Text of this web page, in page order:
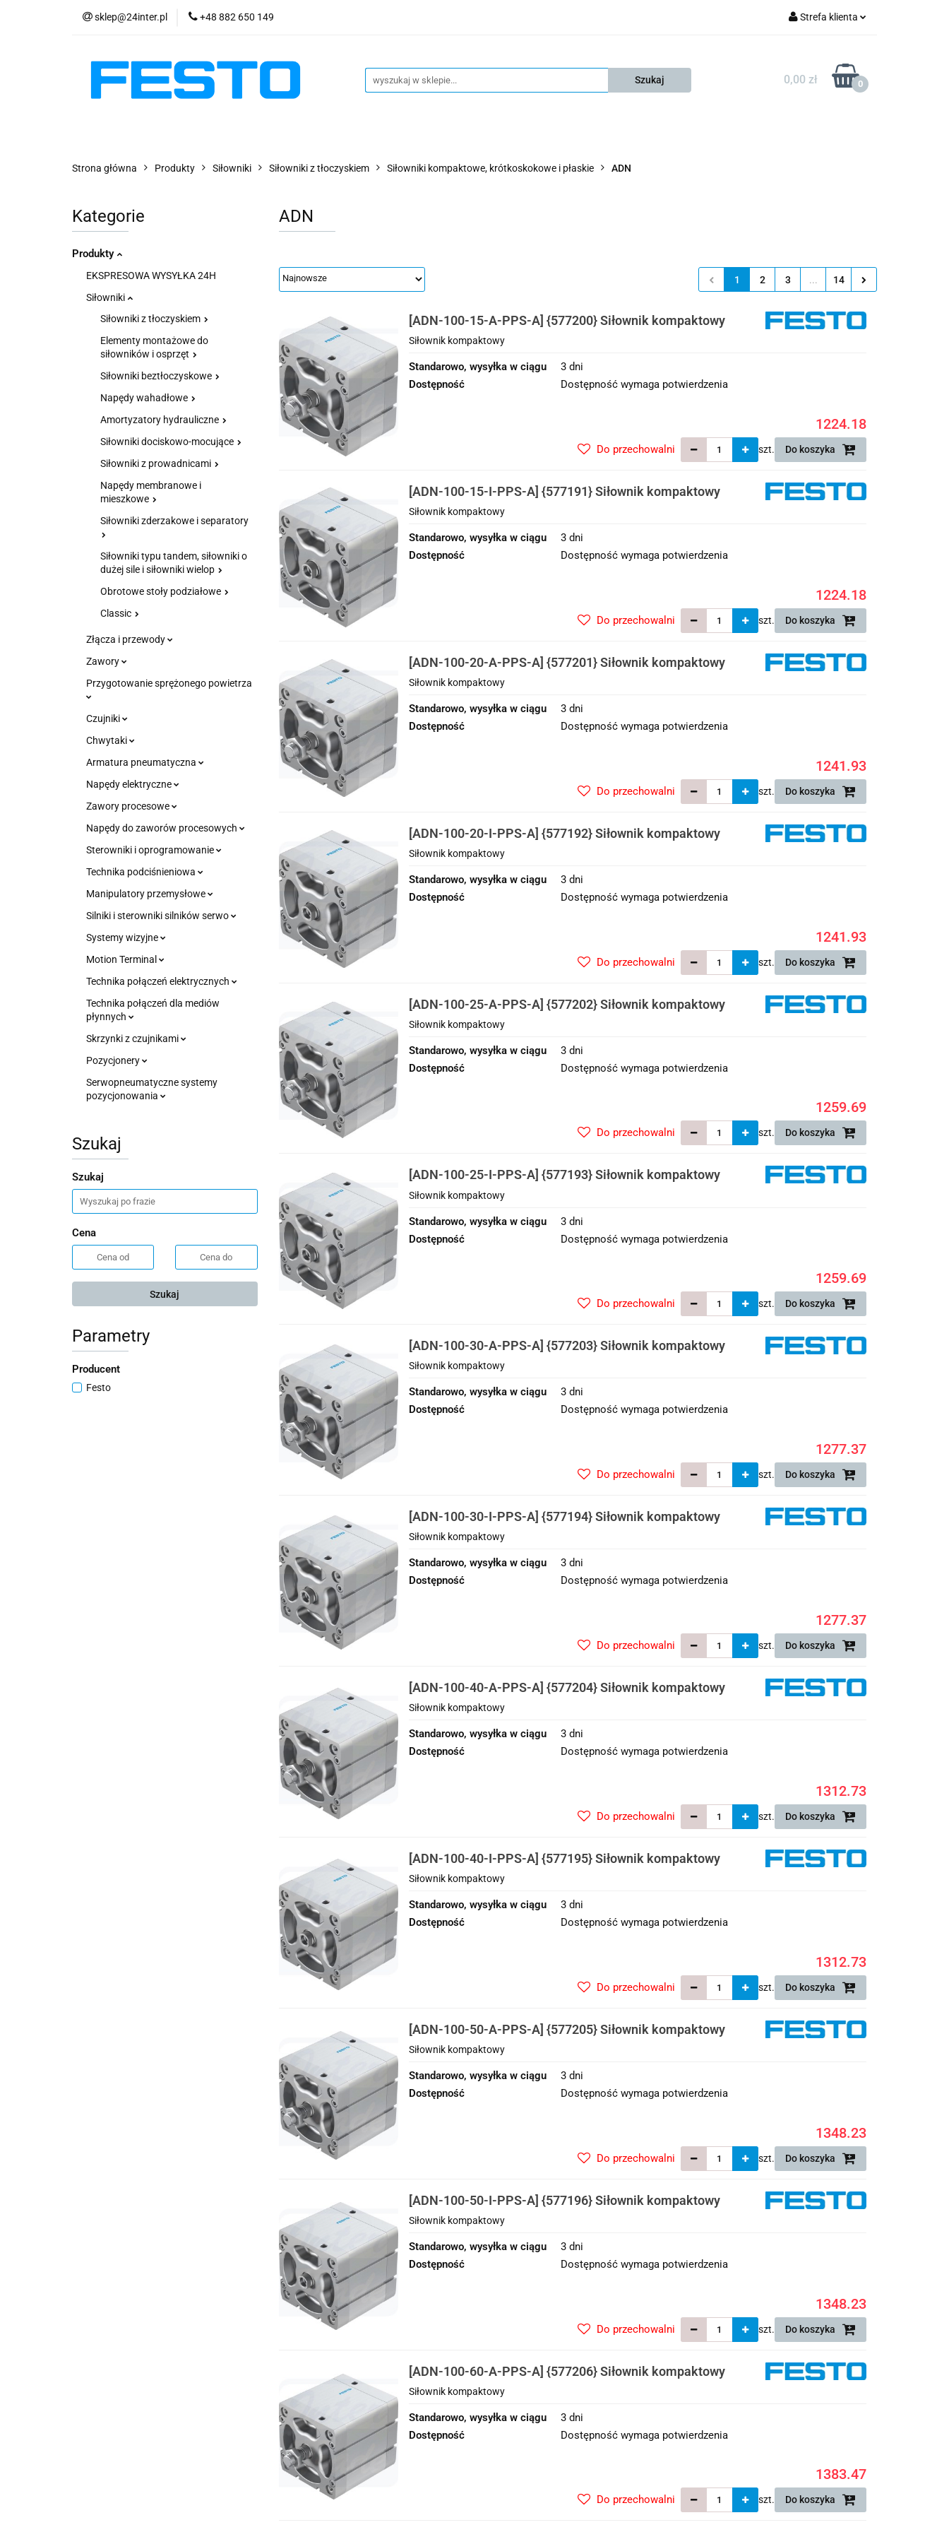
sklep@24inter.pl +48 882 650 149 Strefa klienta
Zarejestruj się
Dodaj zgłoszenie
0,00 zł 0
PRODUKTY
AKTUALNOŚCI KONTAKT KSP
Strona główna Produkty Siłowniki Siłowniki z tłoczyskiem Siłowniki kompaktowe, krótkoskokowe i płaskie ADN
Kategorie
Produkty
EKSPRESOWA WYSYŁKA 24H
Siłowniki
Siłowniki z tłoczyskiem
Elementy montażowe do
siłowników i osprzęt
Siłowniki beztłoczyskowe
Napędy wahadłowe
Amortyzatory hydrauliczne
Siłowniki dociskowo-mocujące
Siłowniki z prowadnicami
Napędy membranowe i
mieszkowe
Siłowniki zderzakowe i separatory
Siłowniki typu tandem, siłowniki o
dużej sile i siłowniki wielop
Obrotowe stoły podziałowe
Classic
Złącza i przewody
Zawory
Przygotowanie sprężonego powietrza
Czujniki
Chwytaki
Armatura pneumatyczna
Napędy elektryczne
Zawory procesowe
Napędy do zaworów procesowych
Sterowniki i oprogramowanie
Technika podciśnieniowa
Manipulatory przemysłowe
Silniki i sterowniki silników serwo
Systemy wizyjne
Motion Terminal
Technika połączeń elektrycznych
Technika połączeń dla mediów
płynnych
Skrzynki z czujnikami
Pozycjonery
Serwopneumatyczne systemy
pozycjonowania
Szukaj
Szukaj
Cena
Szukaj
Parametry
Producent
Festo
ADN
1 2 3 ... 14
[ADN-100-15-A-PPS-A] {577200} Siłownik kompaktowy
Siłownik kompaktowy
Standarowo, wysyłka w ciągu
3 dni
Dostępność
Dostępność wymaga potwierdzenia
1224.18
szt. Do koszyka
Do przechowalni
[ADN-100-15-I-PPS-A] {577191} Siłownik kompaktowy
Siłownik kompaktowy
Standarowo, wysyłka w ciągu
3 dni
Dostępność
Dostępność wymaga potwierdzenia
1224.18
szt. Do koszyka
Do przechowalni
[ADN-100-20-A-PPS-A] {577201} Siłownik kompaktowy
Siłownik kompaktowy
Standarowo, wysyłka w ciągu
3 dni
Dostępność
Dostępność wymaga potwierdzenia
1241.93
szt. Do koszyka
Do przechowalni
[ADN-100-20-I-PPS-A] {577192} Siłownik kompaktowy
Siłownik kompaktowy
Standarowo, wysyłka w ciągu
3 dni
Dostępność
Dostępność wymaga potwierdzenia
1241.93
szt. Do koszyka
Do przechowalni
[ADN-100-25-A-PPS-A] {577202} Siłownik kompaktowy
Siłownik kompaktowy
Standarowo, wysyłka w ciągu
3 dni
Dostępność
Dostępność wymaga potwierdzenia
1259.69
szt. Do koszyka
Do przechowalni
[ADN-100-25-I-PPS-A] {577193} Siłownik kompaktowy
Siłownik kompaktowy
Standarowo, wysyłka w ciągu
3 dni
Dostępność
Dostępność wymaga potwierdzenia
1259.69
szt. Do koszyka
Do przechowalni
[ADN-100-30-A-PPS-A] {577203} Siłownik kompaktowy
Siłownik kompaktowy
Standarowo, wysyłka w ciągu
3 dni
Dostępność
Dostępność wymaga potwierdzenia
1277.37
szt. Do koszyka
Do przechowalni
[ADN-100-30-I-PPS-A] {577194} Siłownik kompaktowy
Siłownik kompaktowy
Standarowo, wysyłka w ciągu
3 dni
Dostępność
Dostępność wymaga potwierdzenia
1277.37
szt. Do koszyka
Do przechowalni
[ADN-100-40-A-PPS-A] {577204} Siłownik kompaktowy
Siłownik kompaktowy
Standarowo, wysyłka w ciągu
3 dni
Dostępność
Dostępność wymaga potwierdzenia
1312.73
szt. Do koszyka
Do przechowalni
[ADN-100-40-I-PPS-A] {577195} Siłownik kompaktowy
Siłownik kompaktowy
Standarowo, wysyłka w ciągu
3 dni
Dostępność
Dostępność wymaga potwierdzenia
1312.73
szt. Do koszyka
Do przechowalni
[ADN-100-50-A-PPS-A] {577205} Siłownik kompaktowy
Siłownik kompaktowy
Standarowo, wysyłka w ciągu
3 dni
Dostępność
Dostępność wymaga potwierdzenia
1348.23
szt. Do koszyka
Do przechowalni
[ADN-100-50-I-PPS-A] {577196} Siłownik kompaktowy
Siłownik kompaktowy
Standarowo, wysyłka w ciągu
3 dni
Dostępność
Dostępność wymaga potwierdzenia
1348.23
szt. Do koszyka
Do przechowalni
[ADN-100-60-A-PPS-A] {577206} Siłownik kompaktowy
Siłownik kompaktowy
Standarowo, wysyłka w ciągu
3 dni
Dostępność
Dostępność wymaga potwierdzenia
1383.47
szt. Do koszyka
Do przechowalni